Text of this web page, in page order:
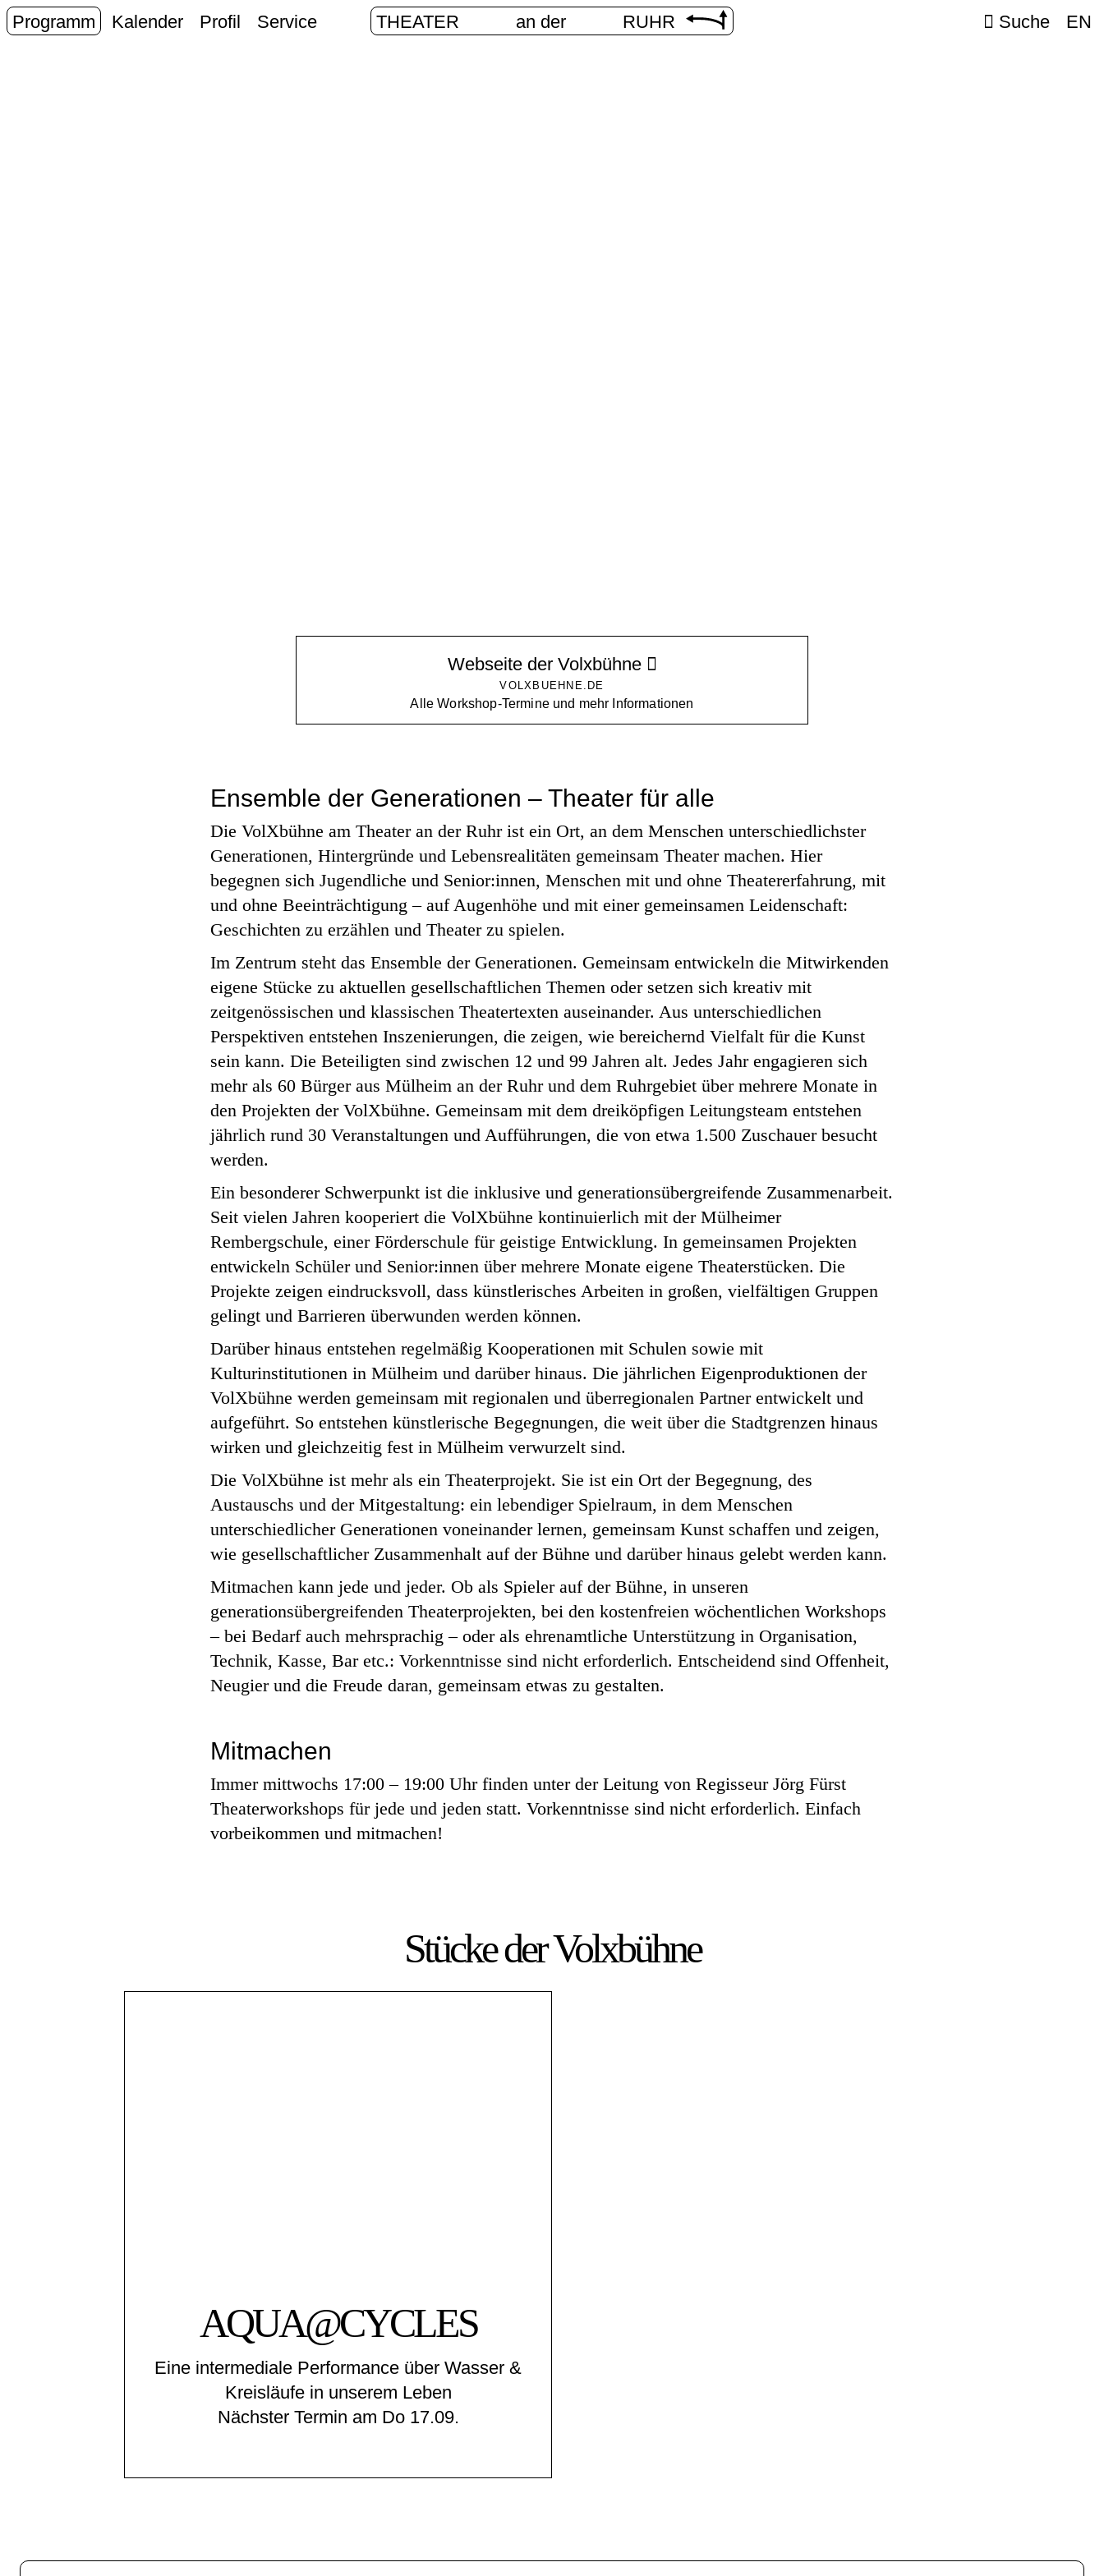
Programm Kalender Profil Service THEATER an der RUHR Suche EN
Webseite der Volxbühne
VOLXBUEHNE.DE
Alle Workshop-Termine und mehr Informationen
Ensemble der Generationen – Theater für alle
Die VolXbühne am Theater an der Ruhr ist ein Ort, an dem Menschen unterschiedlichster
Generationen, Hintergründe und Lebensrealitäten gemeinsam Theater machen. Hier
begegnen sich Jugendliche und Senior:innen, Menschen mit und ohne Theatererfahrung, mit
und ohne Beeinträchtigung – auf Augenhöhe und mit einer gemeinsamen Leidenschaft:
Geschichten zu erzählen und Theater zu spielen.
Im Zentrum steht das Ensemble der Generationen. Gemeinsam entwickeln die Mitwirkenden
eigene Stücke zu aktuellen gesellschaftlichen Themen oder setzen sich kreativ mit
zeitgenössischen und klassischen Theatertexten auseinander. Aus unterschiedlichen
Perspektiven entstehen Inszenierungen, die zeigen, wie bereichernd Vielfalt für die Kunst
sein kann. Die Beteiligten sind zwischen 12 und 99 Jahren alt. Jedes Jahr engagieren sich
mehr als 60 Bürger aus Mülheim an der Ruhr und dem Ruhrgebiet über mehrere Monate in
den Projekten der VolXbühne. Gemeinsam mit dem dreiköpfigen Leitungsteam entstehen
jährlich rund 30 Veranstaltungen und Aufführungen, die von etwa 1.500 Zuschauer besucht
werden.
Ein besonderer Schwerpunkt ist die inklusive und generationsübergreifende Zusammenarbeit.
Seit vielen Jahren kooperiert die VolXbühne kontinuierlich mit der Mülheimer
Rembergschule, einer Förderschule für geistige Entwicklung. In gemeinsamen Projekten
entwickeln Schüler und Senior:innen über mehrere Monate eigene Theaterstücken. Die
Projekte zeigen eindrucksvoll, dass künstlerisches Arbeiten in großen, vielfältigen Gruppen
gelingt und Barrieren überwunden werden können.
Darüber hinaus entstehen regelmäßig Kooperationen mit Schulen sowie mit
Kulturinstitutionen in Mülheim und darüber hinaus. Die jährlichen Eigenproduktionen der
VolXbühne werden gemeinsam mit regionalen und überregionalen Partner entwickelt und
aufgeführt. So entstehen künstlerische Begegnungen, die weit über die Stadtgrenzen hinaus
wirken und gleichzeitig fest in Mülheim verwurzelt sind.
Die VolXbühne ist mehr als ein Theaterprojekt. Sie ist ein Ort der Begegnung, des
Austauschs und der Mitgestaltung: ein lebendiger Spielraum, in dem Menschen
unterschiedlicher Generationen voneinander lernen, gemeinsam Kunst schaffen und zeigen,
wie gesellschaftlicher Zusammenhalt auf der Bühne und darüber hinaus gelebt werden kann.
Mitmachen kann jede und jeder. Ob als Spieler auf der Bühne, in unseren
generationsübergreifenden Theaterprojekten, bei den kostenfreien wöchentlichen Workshops
– bei Bedarf auch mehrsprachig – oder als ehrenamtliche Unterstützung in Organisation,
Technik, Kasse, Bar etc.: Vorkenntnisse sind nicht erforderlich. Entscheidend sind Offenheit,
Neugier und die Freude daran, gemeinsam etwas zu gestalten.
Mitmachen
Immer mittwochs 17:00 – 19:00 Uhr finden unter der Leitung von Regisseur Jörg Fürst
Theaterworkshops für jede und jeden statt. Vorkenntnisse sind nicht erforderlich. Einfach
vorbeikommen und mitmachen!
Stücke der Volxbühne
AQUA@CYCLES
Eine intermediale Performance über Wasser &
Kreisläufe in unserem Leben
Nächster Termin am Do 17.09.